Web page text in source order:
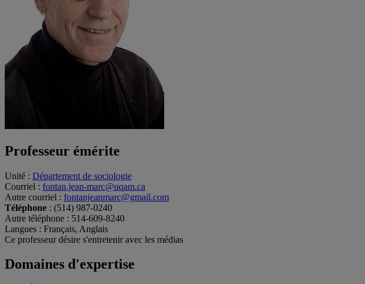
Professeur émérite
Unité : Département de sociologie
Courriel : fontan.jean-marc@uqam.ca
Autre courriel : fontanjeanmarc@gmail.com
Téléphone : (514) 987-0240
Autre téléphone : 514-609-8240
Langues : Français, Anglais
Ce professeur désire s'entretenir avec les médias
Domaines d'expertise